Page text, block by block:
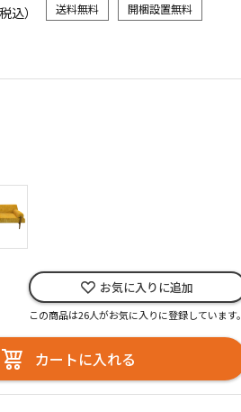
税込） 送料無料 開梱設置無料
お気に入りに追加
この商品は26人がお気に入りに登録しています。
カートに入れる